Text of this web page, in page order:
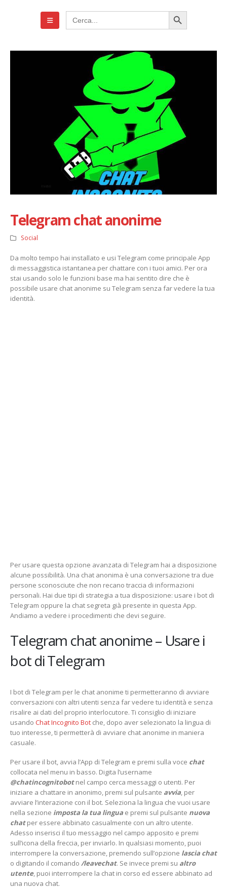
Search
for:
Search Button
Telegram chat anonime
Social
Da molto tempo hai installato e usi Telegram come principale App
di messaggistica istantanea per chattare con i tuoi amici. Per ora
stai usando solo le funzioni base ma hai sentito dire che è
possibile usare chat anonime su Telegram senza far vedere la tua
identità.
Per usare questa opzione avanzata di Telegram hai a disposizione
alcune possibilità. Una chat anonima è una conversazione tra due
persone sconosciute che non recano traccia di informazioni
personali. Hai due tipi di strategia a tua disposizione: usare i bot di
Telegram oppure la chat segreta già presente in questa App.
Andiamo a vedere i procedimenti che devi seguire.
Telegram chat anonime – Usare i
bot di Telegram
I bot di Telegram per le chat anonime ti permetteranno di avviare
conversazioni con altri utenti senza far vedere tu identità e senza
risalire ai dati del proprio interlocutore. Ti consiglio di iniziare
usando Chat Incognito Bot che, dopo aver selezionato la lingua di
tuo interesse, ti permetterà di avviare chat anonime in maniera
casuale.
Per usare il bot, avvia l’App di Telegram e premi sulla voce chat
collocata nel menu in basso. Digita l’username
@chatincognitobotnel campo cerca messaggi o utenti. Per
iniziare a chattare in anonimo, premi sul pulsante avvia, per
avviare l’interazione con il bot. Seleziona la lingua che vuoi usare
nella sezione imposta la tua lingua e premi sul pulsante nuova
chatper essere abbinato casualmente con un altro utente.
Adesso inserisci il tuo messaggio nel campo apposito e premi
sull’icona della freccia, per inviarlo. In qualsiasi momento, puoi
interrompere la conversazione, premendo sull’opzione lascia chat
o digitando il comando /leavechat. Se invece premi su altro
utente, puoi interrompere la chat in corso ed essere abbinato ad
una nuova chat.